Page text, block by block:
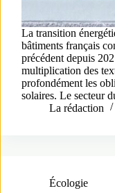
La transition
bâtiments français
précédent depuis
multiplication des
profondément les
solaires. Le secteur
La rédaction
Écologie